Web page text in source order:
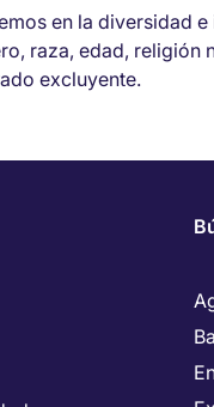
en la diversidad
raza, edad, religión
excluyente.